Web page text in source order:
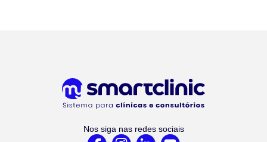
Nos siga nas redes sociais